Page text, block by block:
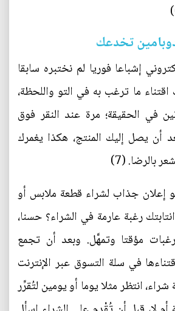
تخدعك
إشباعا فوريا لم نختبره سابقا
اقتناء ما ترغب به في التو واللحظة،
في الحقيقة؛ مرة عند النقر فوق
أن يصل إليك المنتج، هكذا يغمرك
بالرضا. (7)
إعلان جذاب لشراء قطعة ملابس أو
رغبة عارمة في الشراء؟ حسنا،
مؤقتا وتمهَّل. وبعد أن تجمع
في سلة التسوق عبر الإنترنت
انتظر مثلا يوما أو يومين لتُقرِّر